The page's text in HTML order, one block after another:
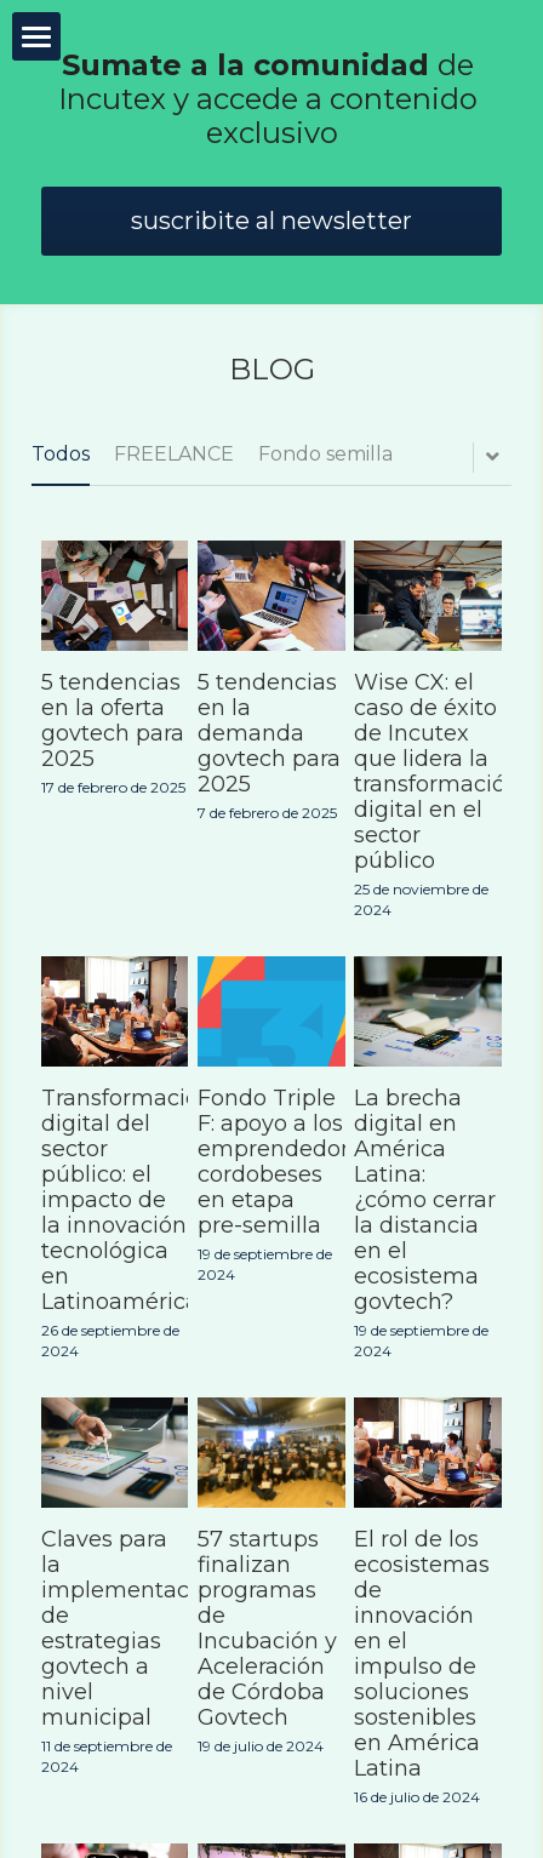
Incutex
Innovación abierta
GovTech
Sumate a la comunidad de
Incutex y accede a contenido
exclusivo
suscribite al newsletter
BLOG
Todos FREELANCE Fondo semilla
5 tendencias
en la oferta
govtech para
2025
17 de febrero de 2025
5 tendencias
en la
demanda
govtech para
2025
7 de febrero de 2025
Wise CX: el
caso de éxito
de Incutex
que lidera la
transformación
digital en el
sector
público
25 de noviembre de
2024
Transformación
digital del
sector
público: el
impacto de
la innovación
tecnológica
en
Latinoamérica
26 de septiembre de
2024
Fondo Triple
F: apoyo a los
emprendedores
cordobeses
en etapa
pre-semilla
19 de septiembre de
2024
La brecha
digital en
América
Latina:
¿cómo cerrar
la distancia
en el
ecosistema
govtech?
19 de septiembre de
2024
Claves para
la
implementación
de
estrategias
govtech a
nivel
municipal
11 de septiembre de
2024
57 startups
finalizan
programas
de
Incubación y
Aceleración
de Córdoba
Govtech
19 de julio de 2024
El rol de los
ecosistemas
de
innovación
en el
impulso de
soluciones
sostenibles
en América
Latina
16 de julio de 2024
CATEGORÍAS DE BLOG
Todas las Categorías